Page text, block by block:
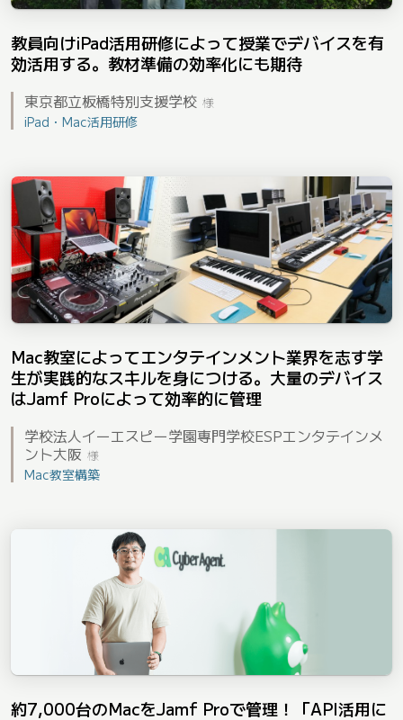
教員向けiPad活用研修によって授業でデバイスを有
効活用する。教材準備の効率化にも期待
東京都立板橋特別支援学校 様
iPad・Mac活用研修
Mac教室によってエンタテインメント業界を志す学
生が実践的なスキルを身につける。大量のデバイス
はJamf Proによって効率的に管理
学校法人イーエスピー学園専門学校ESPエンタテインメ
ント大阪 様
Mac教室構築
約7,000台のMacをJamf Proで管理！「API活用に